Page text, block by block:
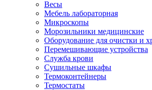
Весы
Мебель лабораторная
Микроскопы
Морозильники медицинские
Оборудование для очистки и
Перемешивающие устройства
Служба крови
Сушильные шкафы
Термоконтейнеры
Термостаты